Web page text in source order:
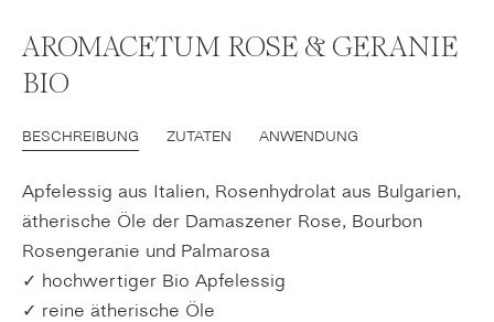
AROMACETUM ROSE & GERANIE
BIO
BESCHREIBUNG ZUTATEN ANWENDUNG
Apfelessig aus Italien, Rosenhydrolat aus Bulgarien,
ätherische Öle der Damaszener Rose, Bourbon
Rosengeranie und Palmarosa
✓ hochwertiger Bio Apfelessig
✓ reine ätherische Öle